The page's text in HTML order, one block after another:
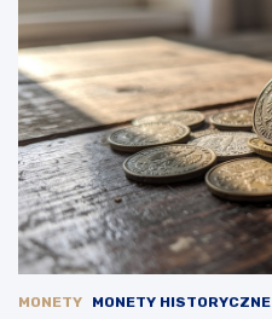
MONETY MONETY HISTORYCZNE